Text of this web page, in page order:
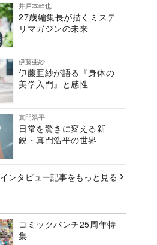
井戸本幹也
27歳編集長が描くミステ
リマガジンの未来
伊藤亜紗
伊藤亜紗が語る『身体の
美学入門』と感性
真門浩平
日常を驚きに変える新
鋭・真門浩平の世界
インタビュー記事をもっと見る
コミックバンチ25周年特
集